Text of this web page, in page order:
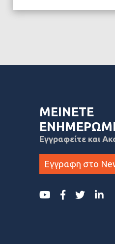
ΜΕΙΝΕΤΕ
Εγγραφείτε και
Εγγραφη στο